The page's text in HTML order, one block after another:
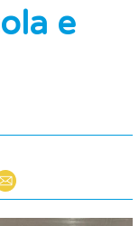
e